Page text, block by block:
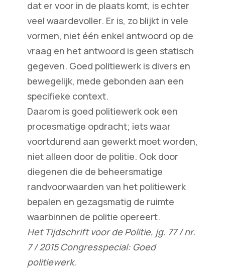
dat er voor in de plaats komt, is echter
veel waardevoller. Er is, zo blijkt in vele
vormen, niet één enkel antwoord op de
vraag en het antwoord is geen statisch
gegeven. Goed politiewerk is divers en
bewegelijk, mede gebonden aan een
specifieke context.
Daarom is goed politiewerk ook een
procesmatige opdracht; iets waar
voortdurend aan gewerkt moet worden,
niet alleen door de politie. Ook door
diegenen die de beheersmatige
randvoorwaarden van het politiewerk
bepalen en gezagsmatig de ruimte
waarbinnen de politie opereert.
Het Tijdschrift voor de Politie, jg. 77 / nr.
7 / 2015 Congresspecial: Goed
politiewerk.